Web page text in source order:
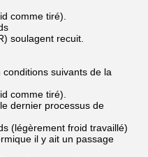
comme tiré).
soulagent recuit.
suivants de la
comme tiré).
dernier processus de
(légèrement froid travaillé)
il y ait un passage